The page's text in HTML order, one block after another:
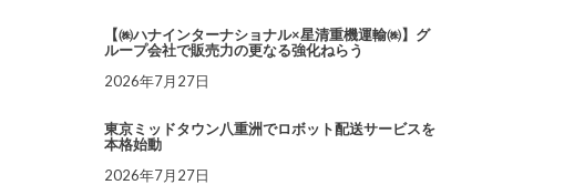
【㈱ハナインターナショナル×星清重機運輸㈱】グ
ループ会社で販売力の更なる強化ねらう
2026年7月27日
東京ミッドタウン八重洲でロボット配送サービスを
本格始動
2026年7月27日